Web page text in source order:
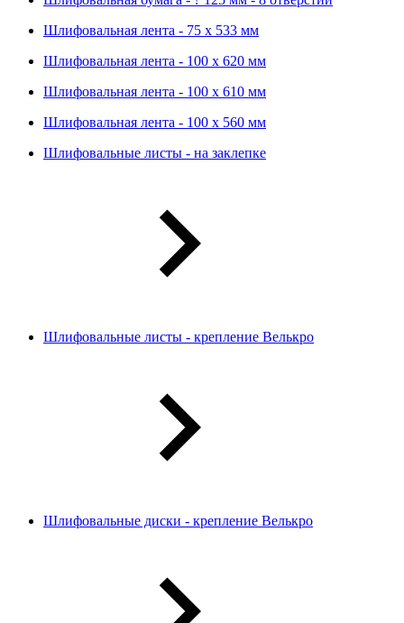
Шлифовальная лента - 75 х 533 мм
Шлифовальная лента - 100 х 620 мм
Шлифовальная лента - 100 х 610 мм
Шлифовальная лента - 100 х 560 мм
Шлифовальные листы - на заклепке
Шлифовальные листы - крепление Велькро
Шлифовальные диски - крепление Велькро